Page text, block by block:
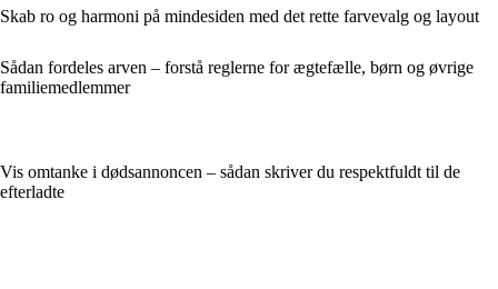
Skab ro og harmoni på mindesiden med det rette farvevalg og layout
Sådan fordeles arven – forstå reglerne for ægtefælle, børn og øvrige
familiemedlemmer
Vis omtanke i dødsannoncen – sådan skriver du respektfuldt til de
efterladte